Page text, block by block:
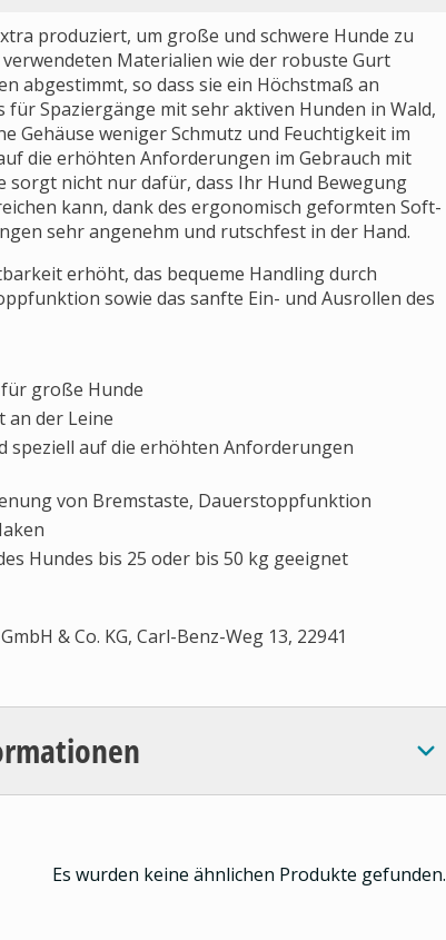
produziert, um große und schwere Hunde zu
Materialien wie der robuste Gurt
abgestimmt, so dass sie ein Höchstmaß an
Spaziergänge mit sehr aktiven Hunden in Wald,
Gehäuse weniger Schmutz und Feuchtigkeit im
die erhöhten Anforderungen im Gebrauch mit
sorgt nicht nur dafür, dass Ihr Hund Bewegung
kann, dank des ergonomisch geformten Soft-
sehr angenehm und rutschfest in der Hand.
erhöht, das bequeme Handling durch
sowie das sanfte Ein- und Ausrollen des
große Hunde
an der Leine
speziell auf die erhöhten Anforderungen
von Bremstaste, Dauerstoppfunktion
Hundes bis 25 oder bis 50 kg geeignet
& Co. KG, Carl-Benz-Weg 13, 22941
Es wurden keine ähnlichen Produkte gefunden.